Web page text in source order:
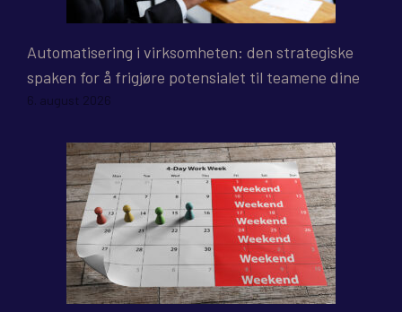
Automatisering i virksomheten: den strategiske
spaken for å frigjøre potensialet til teamene dine
6. august 2026